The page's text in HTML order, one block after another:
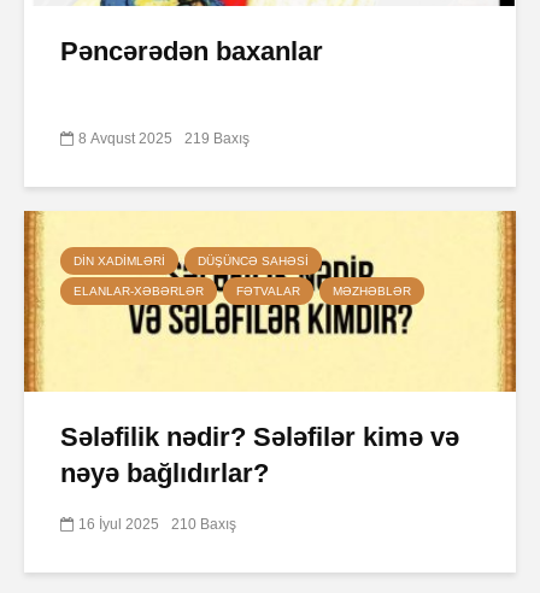
Pəncərədən baxanlar
8 Avqust 2025 219 Baxış
DIN XADIMLƏRI DÜŞÜNCƏ SAHƏSI
ELANLAR-XƏBƏRLƏR FƏTVALAR MƏZHƏBLƏR
Sələfilik nədir? Sələfilər kimə və
nəyə bağlıdırlar?
16 İyul 2025 210 Baxış